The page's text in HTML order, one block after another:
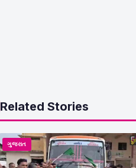
Related Stories
ગુજરાત